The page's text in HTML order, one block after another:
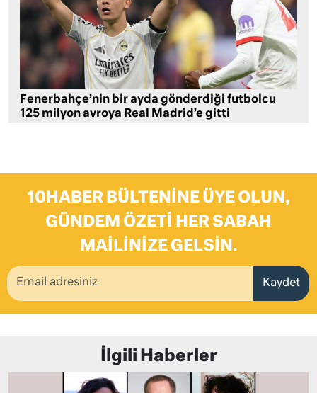
Fenerbahçe’nin bir ayda gönderdiği futbolcu
125 milyon avroya Real Madrid’e gitti
10HABER BÜLTENINE ÜYE OLUN,
GÜNDEM ÖZETI HER SABAH
MAILINIZE GELSIN.
Kaydet
İlgili Haberler